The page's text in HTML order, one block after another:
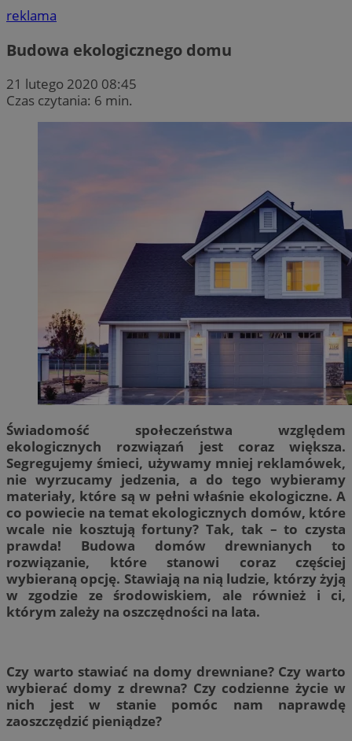
reklama
Budowa ekologicznego domu
21 lutego 2020 08:45
Czas czytania: 6 min.
Świadomość społeczeństwa względem
ekologicznych rozwiązań jest coraz większa.
Segregujemy śmieci, używamy mniej reklamówek,
nie wyrzucamy jedzenia, a do tego wybieramy
materiały, które są w pełni właśnie ekologiczne. A
co powiecie na temat ekologicznych domów, które
wcale nie kosztują fortuny? Tak, tak – to czysta
prawda! Budowa domów drewnianych to
rozwiązanie, które stanowi coraz częściej
wybieraną opcję. Stawiają na nią ludzie, którzy żyją
w zgodzie ze środowiskiem, ale również i ci,
którym zależy na oszczędności na lata.
Czy warto stawiać na domy drewniane? Czy warto
wybierać domy z drewna? Czy codzienne życie w
nich jest w stanie pomóc nam naprawdę
zaoszczędzić pieniądze?